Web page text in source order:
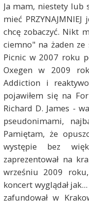
Ja mam, niestety lub
mieć
chcę zobaczyć. Nikt
ciemno" na żaden
Picnic w 2007 roku
Oxegen w 2009
Addiction i
pojawiłem się na
Richard D. James -
pseudonimami,
Pamiętam, że
występie bez
zaprezentował na
wrześniu 2009
koncert wyglądał
zafundował w